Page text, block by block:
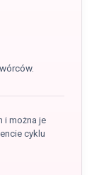
i można je
cyklu